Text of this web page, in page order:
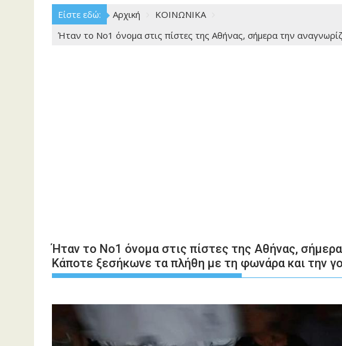
Είστε εδώ: Αρχική
ΚΟΙΝΩΝΙΚΑ
Ήταν το Νο1 όνομα στις πίστες της Αθήνας, σήμερα την
Ήταν το Νο1 όνομα στις πίστες της Αθήνας,
Kάποτε ξεσήκωνε τα πλήθη με τη φωνάρα και την